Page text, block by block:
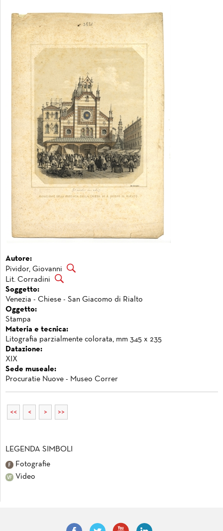
Autore:
Pividor, Giovanni
Lit. Corradini
Soggetto:
Venezia - Chiese - San Giacomo di Rialto
Oggetto:
Stampa
Materia e tecnica:
Litografia parzialmente colorata, mm 345 x 235
Datazione:
XIX
Sede museale:
Procuratie Nuove - Museo Correr
<< < > >>
LEGENDA SIMBOLI
Fotografie
Video